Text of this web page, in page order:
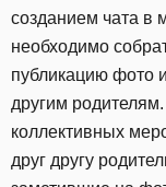
созданием чата в
необходимо
публикацию фото
другим
коллективных
друг другу